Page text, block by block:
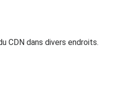
CDN dans divers endroits.